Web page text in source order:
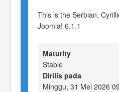
This is the Serbian,
Joomla! 6.1.1
Maturity
Stable
Dirilis pada
Minggu, 31 Mei 2026